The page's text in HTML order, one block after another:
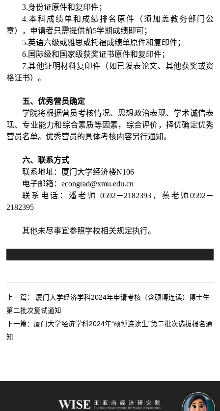
3.身份证原件和复印件；
4.本科成绩单和成绩排名原件（须加盖教务部门公
章），申请者只需提供前5学期成绩即可；
5.英语六级或雅思或托福成绩单原件和复印件；
6.国际级和国家级获奖证书原件和复印件；
7.其他证明材料复印件（如已发表论文、 其他获奖或资
格证书）。
五、 优秀营员确定
学院将根据营员考核情况、思想政治表现、学术诚信表
现、专业能力和综合素质等因素，综合评价，择优确定优秀
营员名单。优秀营员的具体考核内容另行通知。
六、联系方式
联系地址：厦门大学经济楼N106
电子邮箱： econgrad@xmu.edu.cn
联系电话： 潘老师 0592－2182393， 蔡老师0592－
2182395
其他未尽事宜参照学校相关规定执行。
上一篇： 厦门大学经济学科2024年申请考核（含硕博连读）博士生
第二批次复试通知
下一篇： 厦门大学经济学科2024年“硕博连读生”第二批次选拔报名通
知